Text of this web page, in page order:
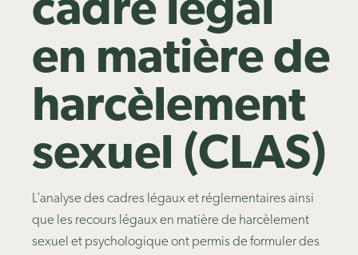
cadre légal
en matière de
harcèlement
sexuel (CLAS)
L’analyse des cadres légaux et réglementaires ainsi
que les recours légaux en matière de harcèlement
sexuel et psychologique ont permis de formuler des